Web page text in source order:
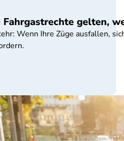
Fahrgastrechte gelten,
Wenn Ihre Züge ausfallen,